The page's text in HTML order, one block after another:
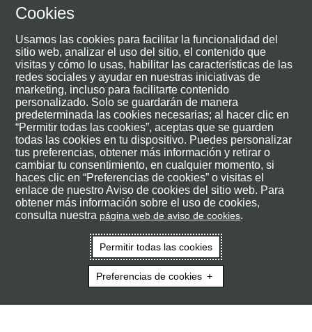
Sualiado estratégico
durante su tratamiento
para que disfrute con los
que más ama.
Cookies
Usamos las cookies para facilitar la funcionalidad del
sitio web, analizar el uso del sitio, el contenido que
visitas y cómo lo usas, habilitar las características de las
redes sociales y ayudar en nuestras iniciativas de
marketing, incluso para facilitarte contenido
personalizado. Solo se guardarán de manera
predeterminada las cookies necesarias; al hacer clic en
“Permitir todas las cookies”, aceptas que se guarden
todas las cookies en tu dispositivo. Puedes personalizar
tus preferencias, obtener más información y retirar o
cambiar tu consentimiento, en cualquier momento, si
haces clic en “Preferencias de cookies” o visitas el
enlace de nuestro Aviso de cookies del sitio web. Para
obtener más información sobre el uso de cookies,
consulta nuestra página web de aviso de cookies.
Permitir todas las cookies
Preferencias de cookies